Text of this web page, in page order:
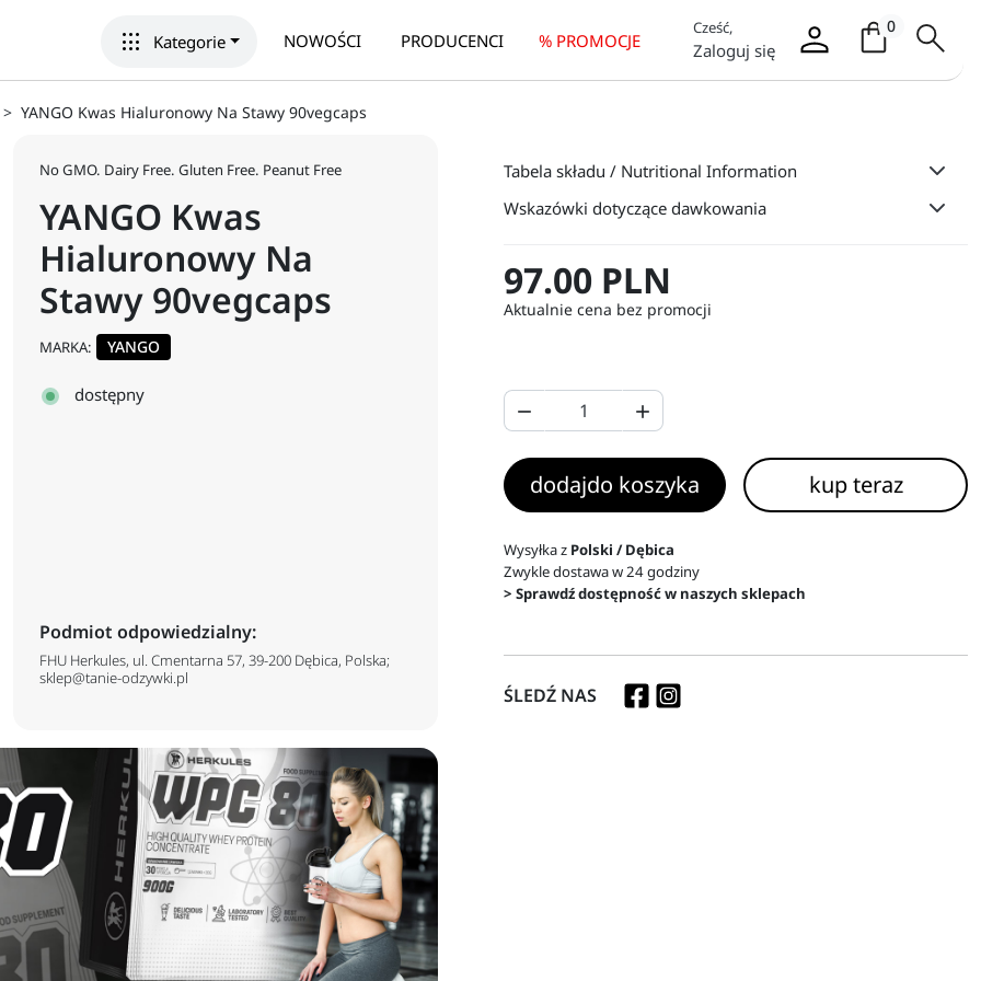
apps Kategorie NOWOŚCI PRODUCENCI % PROMOCJE
Cześć,
Zaloguj się
0Koszyk /
YANGO Kwas Hialuronowy Na Stawy 90vegcaps
No GMO. Dairy Free. Gluten Free. Peanut Free
YANGO Kwas
Hialuronowy Na
Stawy 90vegcaps
MARKA: YANGO
dostępny
Podmiot odpowiedzialny:
FHU Herkules, ul. Cmentarna 57, 39-200 Dębica, Polska;
sklep@tanie-odzywki.pl
Tabela składu / Nutritional Information
Wskazówki dotyczące dawkowania
97.00 PLN
Aktualnie cena bez promocji
 
dodajdo koszyka kup teraz
Wysyłka z Polski / Dębica
Zwykle dostawa w 24 godziny
> Sprawdź dostępność w naszych sklepach
ŚLEDŹ NAS